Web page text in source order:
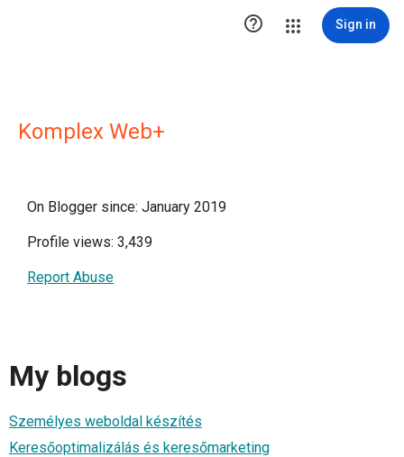
 Sign in
Komplex Web+
On Blogger since: January 2019
Profile views: 3,439
Report Abuse
My blogs
Személyes weboldal készítés
Keresőoptimalizálás és keresőmarketing